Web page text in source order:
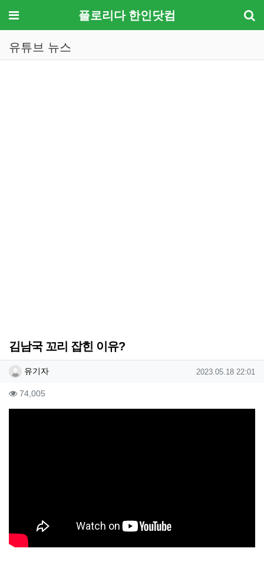
메뉴 플로리다 한인닷컴
유튜브 뉴스
김남국 꼬리 잡힌 이유?
작성자 정보
유기자작성 작성일
2023.05.18 22:01
컨텐츠 정보
74,005